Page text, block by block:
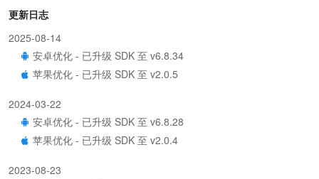
更新日志
2025-08-14
安卓优化 - 已升级 SDK 至 v6.8.34
苹果优化 - 已升级 SDK 至 v2.0.5
2024-03-22
安卓优化 - 已升级 SDK 至 v6.8.28
苹果优化 - 已升级 SDK 至 v2.0.4
2023-08-23